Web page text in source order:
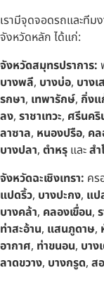
เรามีจุดจอดรถและที
จังหวัดหลัก ได้แก่:
จังหวัดสมุทรปราการ:
บางพลี, บางบ่อ, บางเ
รกษา, เทพารักษ์, กิ่งแ
ลง, ราชาเทวะ, ศรีนคริ
ลาซาล, หนองปรือ, ค
บางปลา, ตำหรุ และสำ
จังหวัดฉะเชิงเทรา: ค
แปดริ้ว, บางปะกง, แป
บางคล้า, คลองเขื่อน,
ท่าสะอ้าน, แสนภูดาษ,
อากาศ, ท่าขนอน, บาง
ลาดขวาง, บางกรูด, ส